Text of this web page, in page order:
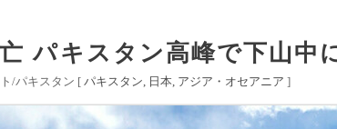
パキスタン高峰で下山中
/パキスタン [ パキスタン 日本 アジア・オセアニア ]